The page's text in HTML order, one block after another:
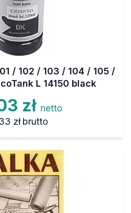
/ 102 / 103 / 104 / 105 /
L 14150 black
zł netto
zł brutto